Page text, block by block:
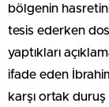
bölgenin
tesis ederken
yaptıkları
ifade eden
karşı ortak